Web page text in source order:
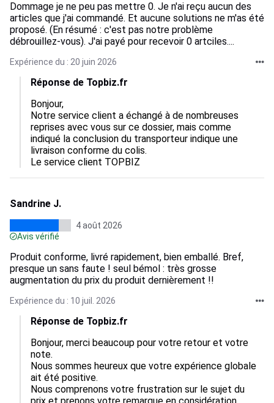
Dommage je ne peu pas mettre 0. Je n'ai reçu aucun des
articles que j'ai commandé. Et aucune solutions ne m'as été
proposé. (En résumé : c'est pas notre problème
débrouillez-vous). J'ai payé pour recevoir 0 artciles....
Expérience du : 20 juin 2026
Réponse de Topbiz.fr
Bonjour,
Notre service client a échangé à de nombreuses
reprises avec vous sur ce dossier, mais comme
indiqué la conclusion du transporteur indique une
livraison conforme du colis.
Le service client TOPBIZ
Sandrine J.
4 août 2026
Avis vérifié
Produit conforme, livré rapidement, bien emballé. Bref,
presque un sans faute ! seul bémol : très grosse
augmentation du prix du produit dernièrement !!
Expérience du : 10 juil. 2026
Réponse de Topbiz.fr
Bonjour, merci beaucoup pour votre retour et votre
note.
Nous sommes heureux que votre expérience globale
ait été positive.
Nous comprenons votre frustration sur le sujet du